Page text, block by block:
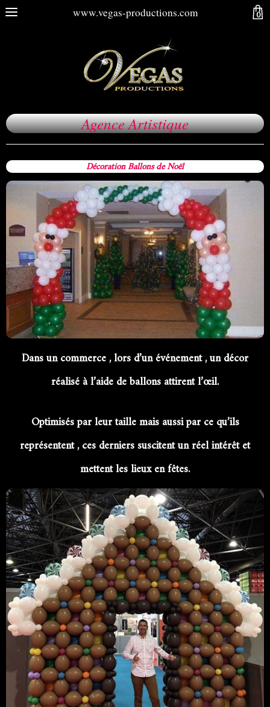
www.vegas-productions.com
Agence Artistique
Décoration Ballons de Noël
Dans un commerce , lors d’un événement , un décor
réalisé à l’aide de ballons attirent l’œil.
Optimisés par leur taille mais aussi par ce qu’ils
représentent , ces derniers suscitent un réel intérêt et
mettent les lieux en fêtes.
0